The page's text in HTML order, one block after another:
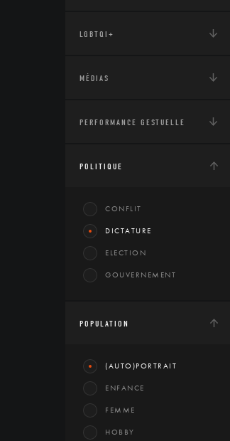
LGBTQI+
MÉDIAS
PERFORMANCE GESTUELLE
POLITIQUE
CONFLIT
DICTATURE
ELECTION
GOUVERNEMENT
POPULATION
(AUTO)PORTRAIT
ENFANCE
FEMME
HOBBY